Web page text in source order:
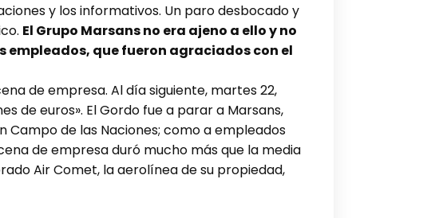
y los informativos. Un paro desbocado y
El Grupo Marsans no era ajeno a ello y no
empleados, que fueron agraciados con el
de empresa. Al día siguiente, martes 22,
de euros». El Gordo fue a parar a Marsans,
Campo de las Naciones; como a empleados
de empresa duró mucho más que la media
Air Comet, la aerolínea de su propiedad,